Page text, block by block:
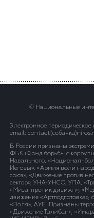
© Национальные
Электронное
email:
В России признаны
ФБК (Фонд борьбы с
Навального, «Национал-
Иеговы», «Армия воли
союз», «Движение против
сектор», УНА-УНСО, УПА,
«Мизантропик дивижн»,
движение «Артподготовка»,
«Воля», АУЕ. Признаны
«Движение Талибан»,